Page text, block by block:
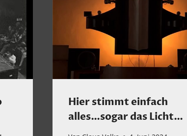
Hier stimmt einfach
alles…sogar das Licht…